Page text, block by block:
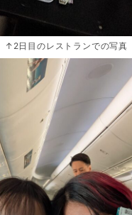
↑2日目のレストランでの写真